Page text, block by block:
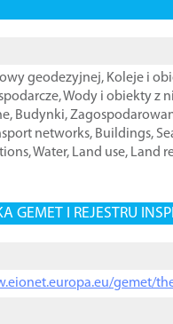
geodezyjnej, Koleje i
,Wody i obiekty z
, Budynki,
networks, Buildings,
,Water, Land use, Land
GEMET I REJESTRU
gemet/